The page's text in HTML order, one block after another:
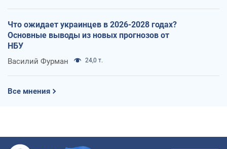
Что ожидает украинцев в 2026-2028 годах?
Основные выводы из новых прогнозов от
НБУ
Василий Фурман 24,0 т.
Все мнения